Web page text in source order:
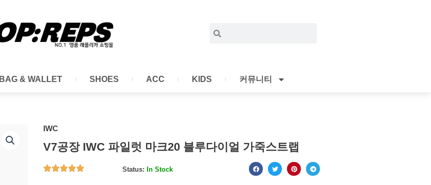
BAG & WALLET SHOES ACC KIDS 커뮤니티
IWC
V7공장 IWC 파일럿 마크20 블루다이얼 가죽스트랩
Status: In Stock